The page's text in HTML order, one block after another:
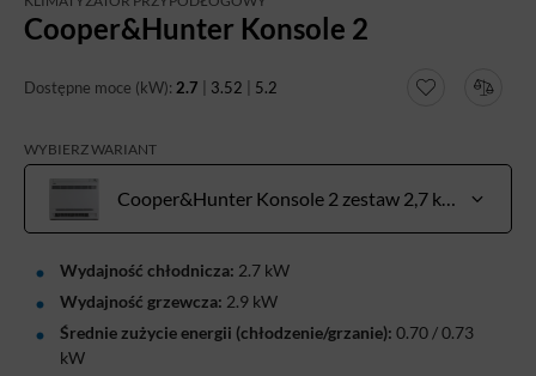
Cooper&Hunter Konsole 2
Dostępne moce (kW): 2.7 3.52 5.2
WYBIERZ WARIANT
Cooper&Hunter Konsole 2 zestaw 2,7 kW do pow. 20-30 m²
Wydajność chłodnicza: 2.7 kW
Wydajność grzewcza: 2.9 kW
Średnie zużycie energii (chłodzenie/grzanie): 0.70 / 0.73
kW